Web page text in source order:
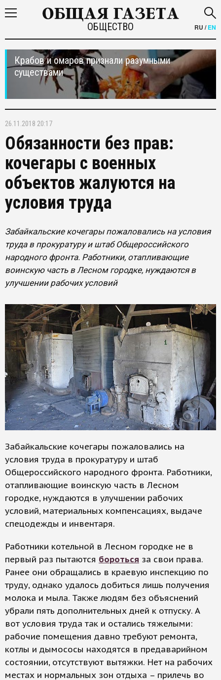
ОБЩЕСТВО RU /EN
Крабов и омаров признали разумными
существами
26.11.2018 20:17
Обязанности без прав:
кочегары с военных
объектов жалуются на
условия труда
Забайкальские кочегары пожаловались на условия
труда в прокуратуру и штаб Общероссийского
народного фронта. Работники, отапливающие
воинскую часть в Лесном городке, нуждаются в
улучшении рабочих условий
Забайкальские кочегары пожаловались на
условия труда в прокуратуру и штаб
Общероссийского народного фронта. Работники,
отапливающие воинскую часть в Лесном
городке, нуждаются в улучшении рабочих
условий, материальных компенсациях, выдаче
спецодежды и инвентаря.
Работники котельной в Лесном городке не в
первый раз пытаются бороться за свои права.
Ранее они обращались в краевую инспекцию по
труду, однако удалось добиться лишь получения
молока и мыла. Также людям без объяснений
убрали пять дополнительных дней к отпуску. А
вот условия труда так и остались тяжелыми:
рабочие помещения давно требуют ремонта,
котлы и дымососы находятся в предаварийном
состоянии, отсутствуют вытяжки. Нет на рабочих
местах и нормальных зон отдыха – прилечь во